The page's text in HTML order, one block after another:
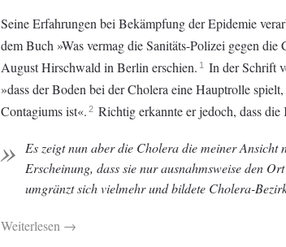
Seine Erfahrungen bei Bekämpfung der Epidemie
dem Buch »Was vermag die Sanitäts-Polizei gegen
August Hirschwald in Berlin erschien. 1
In der Schrift
»dass der Boden bei der Cholera eine Hauptrolle
Contagiums ist«. 2 Richtig erkannte er jedoch, dass
Es zeigt nun aber die Cholera die meiner Ansicht
Erscheinung, dass sie nur ausnahmsweise den
umgränzt sich vielmehr und bildete Cholera-
Weiterlesen →